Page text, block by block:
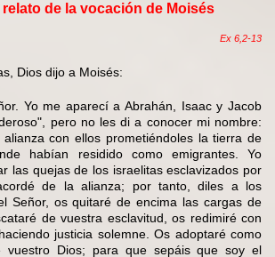
de la vocación de Moisés
Ex 6,2-13
Dios dijo a Moisés:
Yo me aparecí a Abrahán, Isaac y Jacob
pero no les di a conocer mi nombre:
con ellos prometiéndoles la tierra de
habían residido como emigrantes. Yo
las quejas de los israelitas esclavizados por
de la alianza; por tanto, diles a los
Señor, os quitaré de encima las cargas de
de vuestra esclavitud, os redimiré con
justicia solemne. Os adoptaré como
vuestro Dios; para que sepáis que soy el